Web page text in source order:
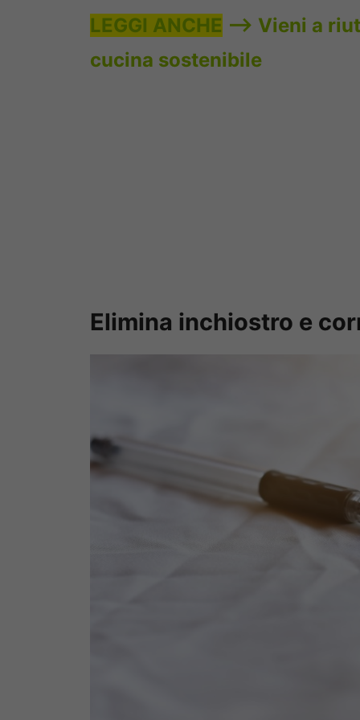
LEGGI ANCHE ——> Vieni a
cucina sostenibile
Elimina inchiostro e